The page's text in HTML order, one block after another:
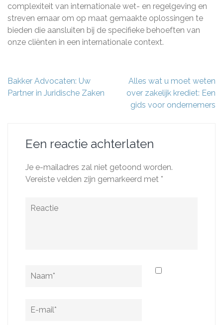
complexiteit van internationale wet- en regelgeving en
streven ernaar om op maat gemaakte oplossingen te
bieden die aansluiten bij de specifieke behoeften van
onze cliënten in een internationale context.
Berichtnavigatie
Bakker Advocaten: Uw
Partner in Juridische Zaken
Alles wat u moet weten
over zakelijk krediet: Een
gids voor ondernemers
Een reactie achterlaten
Je e-mailadres zal niet getoond worden.
Vereiste velden zijn gemarkeerd met *
Reactie
Naam
E-